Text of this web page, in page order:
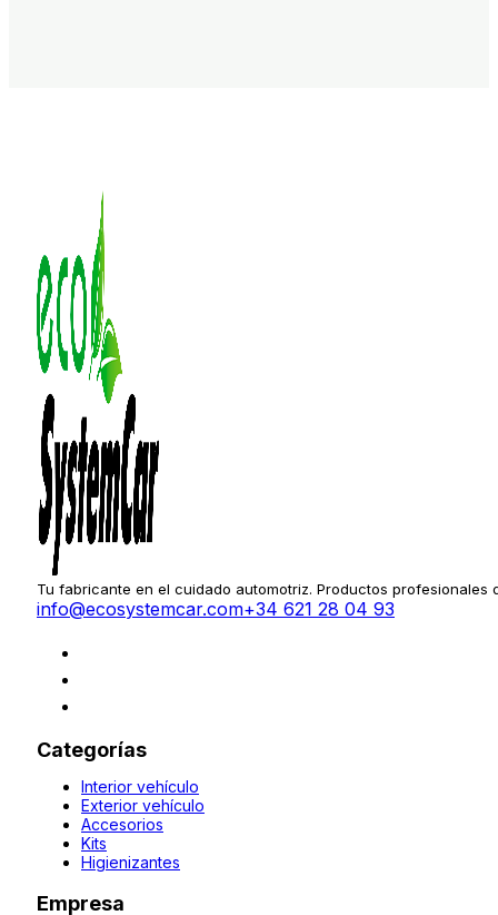
Tu fabricante en el cuidado automotriz. Productos
info@ecosystemcar.com+34 621 28 04 93
Categorías
Interior vehículo
Exterior vehículo
Accesorios
Kits
Higienizantes
Empresa